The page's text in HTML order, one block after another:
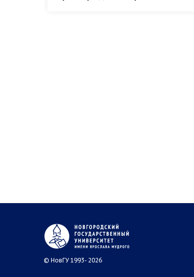
© НовГУ 1993- 2026